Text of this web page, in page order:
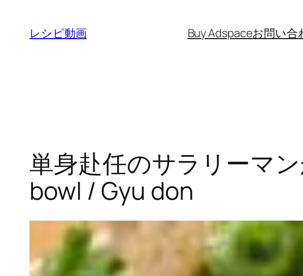
レシピ動画 Buy Adspaceお問い合
単身赴任のサラリーマ
bowl / Gyu don